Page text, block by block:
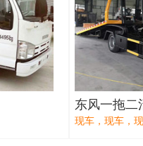
东风一拖二
现车，现车，